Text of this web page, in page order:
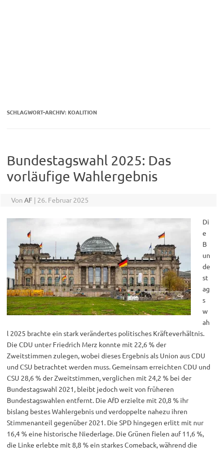
SCHLAGWORT-ARCHIV: KOALITION
Bundestagswahl 2025: Das
vorläufige Wahlergebnis
Von AF | 26. Februar 2025
Di
e
B
un
de
st
ag
s
w
ah
l 2025 brachte ein stark verändertes politisches Kräfteverhältnis.
Die CDU unter Friedrich Merz konnte mit 22,6 % der
Zweitstimmen zulegen, wobei dieses Ergebnis als Union aus CDU
und CSU betrachtet werden muss. Gemeinsam erreichten CDU und
CSU 28,6 % der Zweitstimmen, verglichen mit 24,2 % bei der
Bundestagswahl 2021, bleibt jedoch weit von früheren
Bundestagswahlen entfernt. Die AfD erzielte mit 20,8 % ihr
bislang bestes Wahlergebnis und verdoppelte nahezu ihren
Stimmenanteil gegenüber 2021. Die SPD hingegen erlitt mit nur
16,4 % eine historische Niederlage. Die Grünen fielen auf 11,6 %,
die Linke erlebte mit 8,8 % ein starkes Comeback, während die